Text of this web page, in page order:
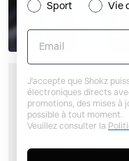
EN SAVOIR PLUS
Sport Vie
Email
J'accepte que Shokz
électroniques directs
promotions, des mises à
possible à tout moment.
Veuillez consulter la